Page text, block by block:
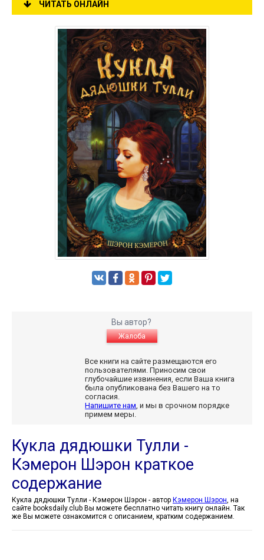
ЧИТАТЬ ОНЛАЙН
Вы автор?
Жалоба
Все книги на сайте размещаются его
пользователями. Приносим свои
глубочайшие извинения, если Ваша книга
была опубликована без Вашего на то
согласия.
Напишите нам, и мы в срочном порядке
примем меры.
Кукла дядюшки Тулли -
Кэмерон Шэрон краткое
содержание
Кукла дядюшки Тулли - Кэмерон Шэрон - автор Кэмерон Шэрон, на
сайте booksdaily.club Вы можете бесплатно читать книгу онлайн. Так
же Вы можете ознакомится с описанием, кратким содержанием.